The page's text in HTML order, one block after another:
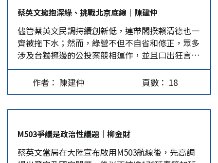
重決心。」而且針對性強，指向對岸。 妄想與對
岸武備競賽 顯然一開始就沒搞清楚民主的真諦與
內涵，民主不僅僅是一種政治制度，而且是一種總
體的生活方式。要捍衛台灣民主最根本的工作應該
是真心誠意地實踐民主生活方式，營造一個全社會
居民都有在日常中，實踐民主生活方式的環境與條
件，且不斷提升其素質，令台灣的民主生活不但為
台灣人民所絕對珍惜，以致於有大決心阻擋任何的
蔡英文擁抱深綠、挑戰北京底線｜陳建仲
儘管蔡英文民調持續創新低，連帶閣揆賴清德也一
齊被拖下水；然而，綠營不但不自省和修正，眾多
涉及台獨擦邊的公投案競相運作，並且口出狂言要
用導彈攻擊長江大壩；連任出現危機的蔡英文仍選
擇擁抱深綠，挑戰北京底線。 民調重挫、回頭擁
抱深綠 由新台灣國策智庫發布的年終民調中，蔡
英文的不滿意度近七成，尤其以39歲以下的年輕族
群最為不滿。賴清德雖有44.6％滿意，高於不滿意
的38.9％；但相較於剛就任閣揆時近七成的高民
作者： 陳建仲 頁數： 18
M503爭議是政治性議題｜柳金財
蔡英文當局在大陸宣布啟用M503航線後，先高調